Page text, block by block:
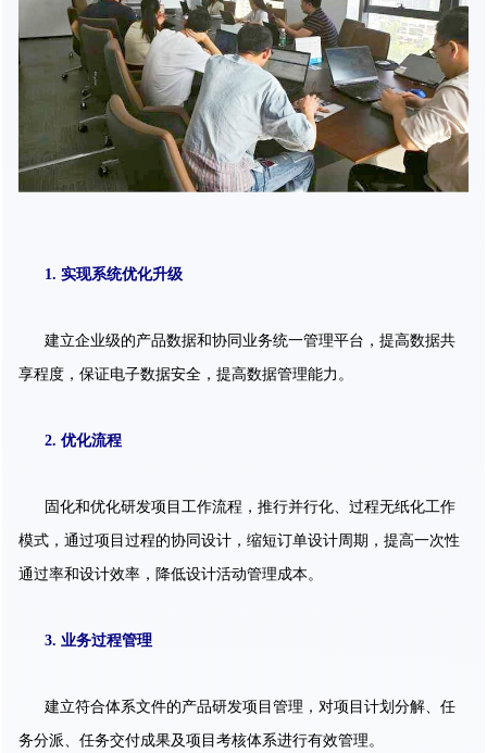
1. 实现系统优化升级
建立企业级的产品数据和协同业务统一管理平台，提高数据共
享程度，保证电子数据安全，提高数据管理能力。
2. 优化流程
固化和优化研发项目工作流程，推行并行化、过程无纸化工作
模式，通过项目过程的协同设计，缩短订单设计周期，提高一次性
通过率和设计效率，降低设计活动管理成本。
3. 业务过程管理
建立符合体系文件的产品研发项目管理，对项目计划分解、任
务分派、任务交付成果及项目考核体系进行有效管理。